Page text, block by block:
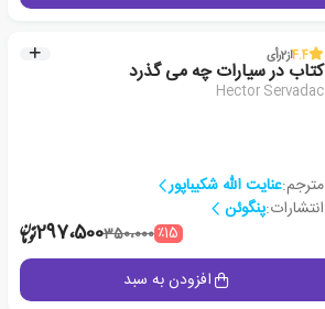
4.4از2رأی
کتاب در سیارات چه می گذرد
Hector Servadac
مترجم:عنایت الله شکیباپور
انتشارات:پنگوئن
٪15350،000297،500
افزودن به سبد